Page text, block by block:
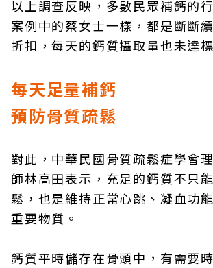
以上調查反映，多數民眾補鈣的
案例中的蔡女士一樣，都是斷斷
折扣，每天的鈣質攝取量也未達標
每天足量補鈣
預防骨質疏鬆
對此，中華民國骨質疏鬆症學會
師林高田表示，充足的鈣質不只
鬆，也是維持正常心跳、凝血功
重要物質。
鈣質平時儲存在骨頭中，有需要